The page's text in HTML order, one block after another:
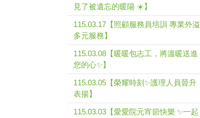
見了被遺忘的暖陽 ☀️】
115.03.17【照顧服務員培訓 專業外溢
多元服務】
115.03.08【暖暖包志工，將溫暖送進
您的心✨】
115.03.05【榮耀時刻✨護理人員晉升
表揚】
115.03.03【愛愛院元宵節快樂 ✨一起